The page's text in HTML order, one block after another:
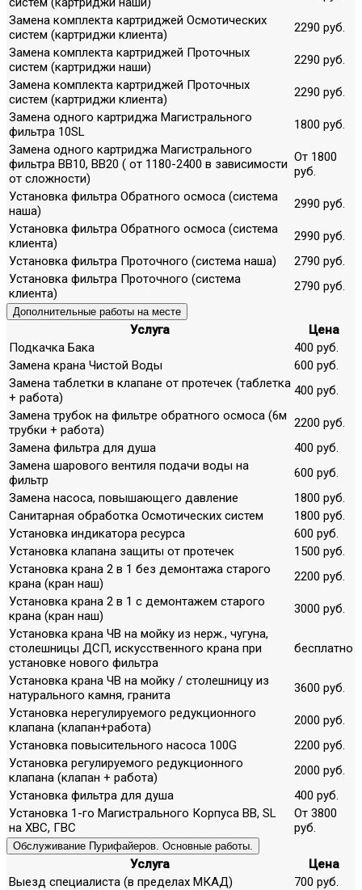
Замена комплекта картриджей Осмотических
систем (картриджи клиента)
2290 руб.
Замена комплекта картриджей Проточных
систем (картриджи наши)
2290 руб.
Замена комплекта картриджей Проточных
систем (картриджи клиента)
2290 руб.
Замена одного картриджа Магистрального
фильтра 10SL
1800 руб.
Замена одного картриджа Магистрального
фильтра ВВ10, ВВ20 ( от 1180-2400 в зависимости
от сложности)
От 1800
руб.
Установка фильтра Обратного осмоса (система
наша)
2990 руб.
Установка фильтра Обратного осмоса (система
клиента)
2990 руб.
Установка фильтра Проточного (система наша)
2790 руб.
Установка фильтра Проточного (система
клиента)
2790 руб.
Дополнительные работы на месте
Услуга
Цена
Подкачка Бака
400 руб.
Замена крана Чистой Воды
600 руб.
Замена таблетки в клапане от протечек (таблетка
+ работа)
400 руб.
Замена трубок на фильтре обратного осмоса (6м
трубки + работа)
2200 руб.
Замена фильтра для душа
400 руб.
Замена шарового вентиля подачи воды на
фильтр
600 руб.
Замена насоса, повышающего давление
1800 руб.
Санитарная обработка Осмотических систем
1800 руб.
Установка индикатора ресурса
600 руб.
Установка клапана защиты от протечек
1500 руб.
Установка крана 2 в 1 без демонтажа старого
крана (кран наш)
2200 руб.
Установка крана 2 в 1 с демонтажем старого
крана (кран наш)
3000 руб.
Установка крана ЧВ на мойку из нерж., чугуна,
столешницы ДСП, искусственного крана при
установке нового фильтра
бесплатно
Установка крана ЧВ на мойку / столешницу из
натурального камня, гранита
3600 руб.
Установка нерегулируемого редукционного
клапана (клапан+работа)
2000 руб.
Установка повысительного насоса 100G
2200 руб.
Установка регулируемого редукционного
клапана (клапан + работа)
2000 руб.
Установка фильтра для душа
400 руб.
Установка 1-го Магистрального Корпуса ВВ, SL
на ХВС, ГВС
От 3800
руб.
Обслуживание Пурифайеров. Основные работы.
Услуга
Цена
Выезд специалиста (в пределах МКАД)
700 руб.